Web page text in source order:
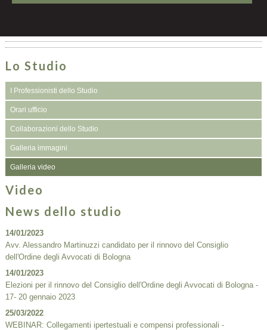
Lo Studio
I Professionisti dello Studio
Orari ufficio
Collaborazioni dello Studio
Galleria immagini
Galleria video
Video
News dello studio
14/01/2023
Avv. Alessandro Martinuzzi candidato per il rinnovo del Consiglio
dell'Ordine degli Avvocati di Bologna
14/01/2023
Elezioni per il rinnovo del Consiglio dell'Ordine degli Avvocati di Bologna -
17- 20 gennaio 2023
25/03/2022
WEBINAR: Collegamenti ipertestuali e compensi professionali -